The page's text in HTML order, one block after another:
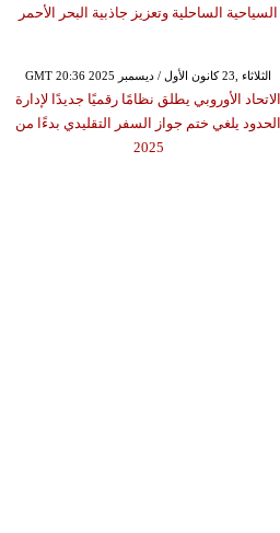
السياحية الساحلية وتعزيز جاذبية البحر الأحمر
GMT 20:36 2025 الثلاثاء ,23 كانون الأول / ديسمبر
الاتحاد الأوروبي يطلق نظامًا رقميًا جديدًا لإدارة
الحدود يلغي ختم جواز السفر التقليدي بدءًا من
2025